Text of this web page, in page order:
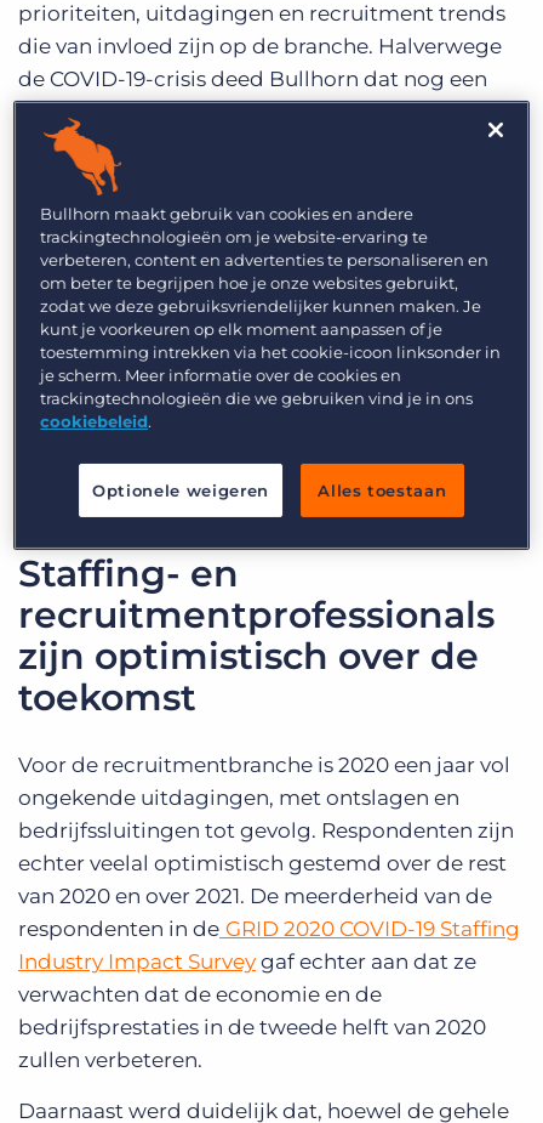
prioriteiten, uitdagingen en recruitment trends
die van invloed zijn op de branche. Halverwege
de COVID-19-crisis deed Bullhorn dat nog een
keer. Zijn je prioriteiten en uitdagingen in lijn
met die van je concurrenten? Zie je kansen om je
te onderscheiden van de concurrentie of zijn er
zwakke plekken die je aandacht nodig hebben?
Dit zijn de trends voor 2021 (en de rest van 2020)
die je moet kennen als je beslissingen neemt
over de toekomst van je bedrijf:
Staffing – en recruitmentprofessionals zijn
optimistisch over de toekomst
Werken op afstand is blijvend
Staffing- en
recruitmentprofessionals
zijn optimistisch over de
toekomst
Voor de recruitmentbranche is 2020 een jaar vol
ongekende uitdagingen, met ontslagen en
bedrijfssluitingen tot gevolg. Respondenten zijn
echter veelal optimistisch gestemd over de rest
van 2020 en over 2021. De meerderheid van de
respondenten in de GRID 2020 COVID-19 Staffing
Industry Impact Survey gaf echter aan dat ze
verwachten dat de economie en de
bedrijfsprestaties in de tweede helft van 2020
zullen verbeteren.
Daarnaast werd duidelijk dat, hoewel de gehele
Bullhorn maakt gebruik van cookies en andere
trackingtechnologieën om je website-ervaring te
verbeteren, content en advertenties te personaliseren en
om beter te begrijpen hoe je onze websites gebruikt,
zodat we deze gebruiksvriendelijker kunnen maken. Je
kunt je voorkeuren op elk moment aanpassen of je
toestemming intrekken via het cookie-icoon linksonder in
je scherm. Meer informatie over de cookies en
trackingtechnologieën die we gebruiken vind je in ons
cookiebeleid.
Optionele weigeren Alles toestaan